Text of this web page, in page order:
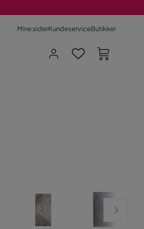
Mine siderKundeserviceButikker